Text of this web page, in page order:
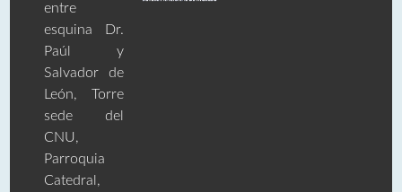
entre
esquina Dr.
Paúl y
Salvador de
León, Torre
sede del
CNU,
Parroquia
Catedral,